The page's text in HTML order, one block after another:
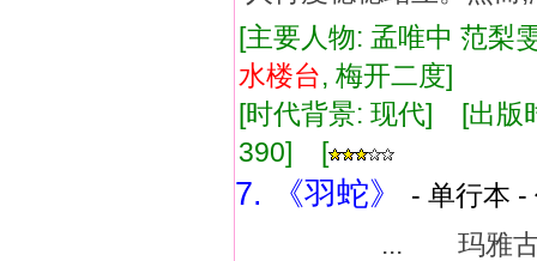
[主要人物: 孟唯中 范
水楼台, 梅开二度]
[时代背景: 现代] [出
390] [
7. 《羽蛇》
- 单行本
... 玛雅古